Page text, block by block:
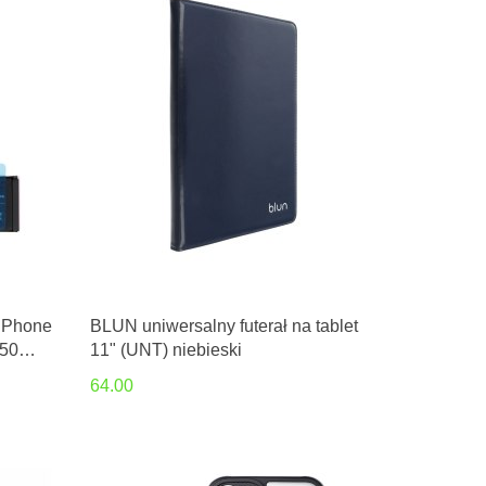
BLUN uniwersalny futerał na tablet
11" (UNT) niebieski
64.00